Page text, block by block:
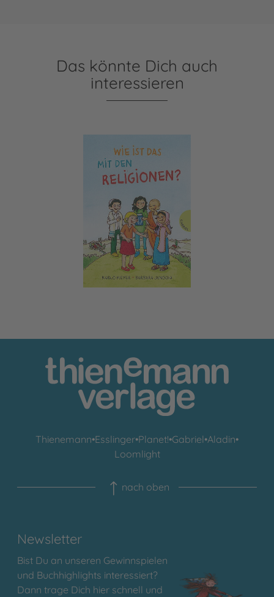
Das könnte Dich auch
interessieren
Wie ist das mit den Religionen?
Thienemann•Esslinger•Planet!•Gabriel•Aladin•
Loomlight
nach oben
Newsletter
Bist Du an unseren Gewinnspielen
und Buchhighlights interessiert?
Dann trage Dich hier schnell und